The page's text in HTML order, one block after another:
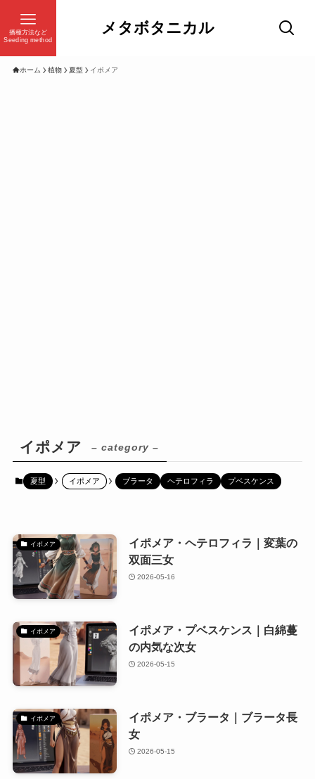
メタボタニカル
播種方法など
Seeding method
ホーム 植物 夏型 イポメア
イポメア – category –
夏型 イポメア ブラータ ヘテロフィラ プベスケンス
イポメア
イポメア・ヘテロフィラ｜変葉の
双面三女
2026-05-16
イポメア
イポメア・プベスケンス｜白綿蔓
の内気な次女
2026-05-15
イポメア
イポメア・ブラータ｜ブラータ長
女
2026-05-15